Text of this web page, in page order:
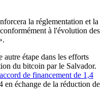
la réglementation et la
à l'évolution des
étape dans les efforts
du bitcoin par le Salvador.
de financement de 1,4
en échange de la réduction de